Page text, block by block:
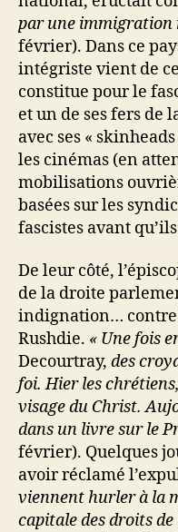
par une immigration
février). Dans ce
intégriste vient de
constitue pour le
et un de ses fers de
avec ses «
les cinémas (en
mobilisations
basées sur les
fascistes avant
De leur côté,
de la droite
indignation… contre
Rushdie. « Une fois
Decourtray, des
foi. Hier les
visage du Christ.
dans un livre sur le
février). Quelques
avoir réclamé
viennent hurler à la
capitale des droits de